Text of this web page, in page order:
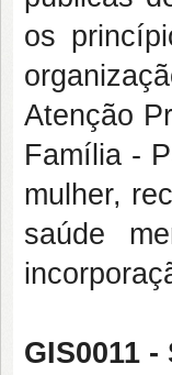
os
Atenção
Família -
mulher,
saúde
GIS0011 -